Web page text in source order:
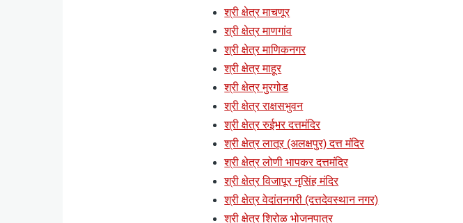
श्री क्षेत्र माचणूर
श्री क्षेत्र माणगांव
श्री क्षेत्र माणिकनगर
श्री क्षेत्र माहूर
श्री क्षेत्र मुरगोड
श्री क्षेत्र राक्षसभुवन
श्री क्षेत्र रुईभर दत्तमंदिर
श्री क्षेत्र लातूर (अलक्षपुर) दत्त मंदिर
श्री क्षेत्र लोणी भापकर दत्तमंदिर
श्री क्षेत्र विजापूर नृसिंह मंदिर
श्री क्षेत्र वेदांतनगरी (दत्तदेवस्थान नगर)
श्री क्षेत्र शिरोळ भोजनपात्र